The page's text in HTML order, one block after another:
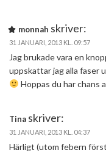
monnah skriver:
31 JANUARI, 2013 KL. 09:57
Jag brukade vara en
uppskattar jag alla faser
Hoppas du har chans
Tina skriver:
31 JANUARI, 2013 KL. 04:37
Härligt (utom febern